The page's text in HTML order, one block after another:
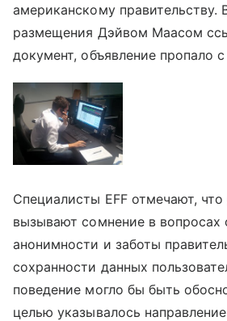
американскому правительству.
размещения Дэйвом Маасом
документ, объявление пропало с
Специалисты EFF отмечают,
вызывают сомнение в вопросах
анонимности и заботы
сохранности данных
поведение могло бы быть
целью указывалось